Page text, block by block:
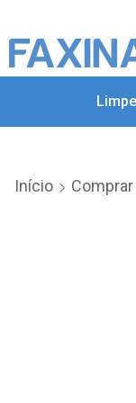
Início Comprar